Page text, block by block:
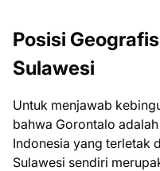
Posisi
Sulawesi
Untuk menjawab
bahwa Gorontalo
Indonesia yang terletak
Sulawesi sendiri